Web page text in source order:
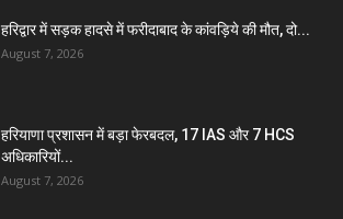
हरिद्वार में सड़क हादसे में फरीदाबाद के कांवड़िये की मौत, दो...
August 7, 2026
हरियाणा प्रशासन में बड़ा फेरबदल, 17 IAS और 7 HCS
अधिकारियों...
August 7, 2026